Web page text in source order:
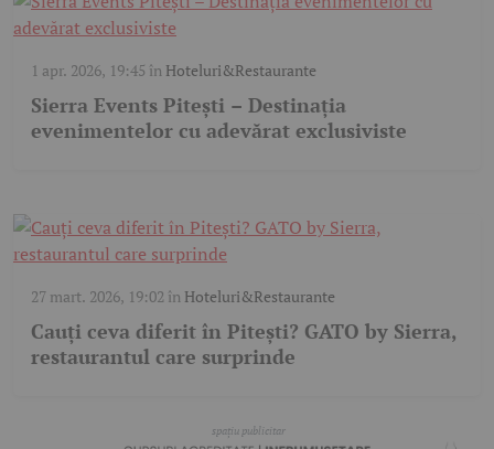
1 apr. 2026, 19:45 în Hoteluri&Restaurante
Sierra Events Pitești – Destinația
evenimentelor cu adevărat exclusiviste
27 mart. 2026, 19:02 în Hoteluri&Restaurante
Cauți ceva diferit în Pitești? GATO by Sierra,
restaurantul care surprinde